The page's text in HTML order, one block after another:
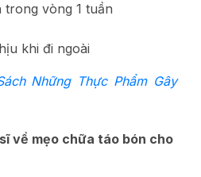
vòng 1 tuần
khi đi ngoài
Những Thực Phẩm Gây
về mẹo chữa táo bón cho